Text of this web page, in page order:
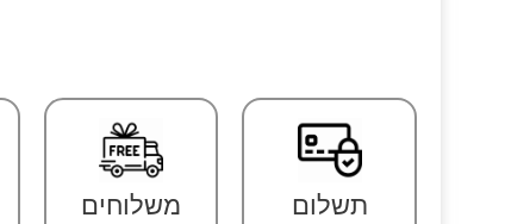
תשלום
משלוחים